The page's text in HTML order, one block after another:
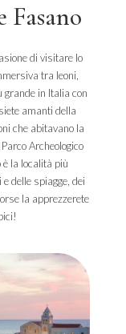
di visitare lo
tra leoni,
in Italia con
amanti della
che abitavano la
Archeologico
la località più
delle spiagge, dei
la apprezzerete